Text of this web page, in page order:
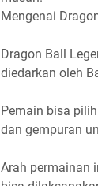
Mengenai
Dragon Ball
diedarkan oleh
Pemain bisa
dan gempuran
Arah permainan